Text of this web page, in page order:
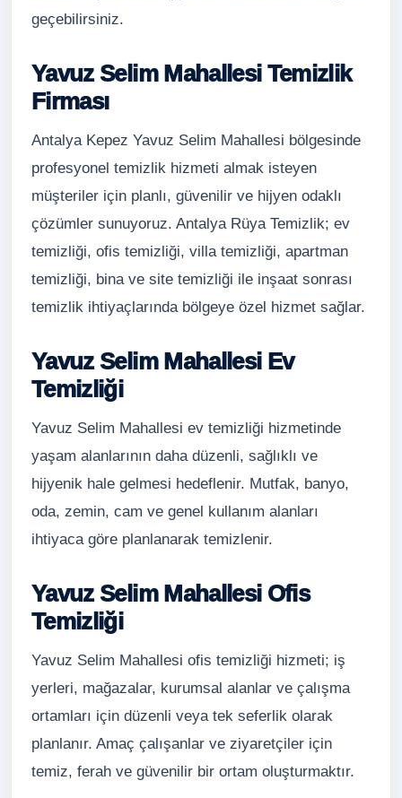
geçebilirsiniz.
Yavuz Selim Mahallesi Temizlik
Firması
Antalya Kepez Yavuz Selim Mahallesi bölgesinde
profesyonel temizlik hizmeti almak isteyen
müşteriler için planlı, güvenilir ve hijyen odaklı
çözümler sunuyoruz. Antalya Rüya Temizlik; ev
temizliği, ofis temizliği, villa temizliği, apartman
temizliği, bina ve site temizliği ile inşaat sonrası
temizlik ihtiyaçlarında bölgeye özel hizmet sağlar.
Yavuz Selim Mahallesi Ev
Temizliği
Yavuz Selim Mahallesi ev temizliği hizmetinde
yaşam alanlarının daha düzenli, sağlıklı ve
hijyenik hale gelmesi hedeflenir. Mutfak, banyo,
oda, zemin, cam ve genel kullanım alanları
ihtiyaca göre planlanarak temizlenir.
Yavuz Selim Mahallesi Ofis
Temizliği
Yavuz Selim Mahallesi ofis temizliği hizmeti; iş
yerleri, mağazalar, kurumsal alanlar ve çalışma
ortamları için düzenli veya tek seferlik olarak
planlanır. Amaç çalışanlar ve ziyaretçiler için
temiz, ferah ve güvenilir bir ortam oluşturmaktır.